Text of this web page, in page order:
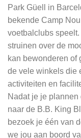
Park Güell in
bekende Camp
voetbalclubs
struinen over de
kan bewonderen of
de vele winkels die
activiteiten en
Nadat je je
naar de B.B. King
bezoek je één van
we jou aan boord